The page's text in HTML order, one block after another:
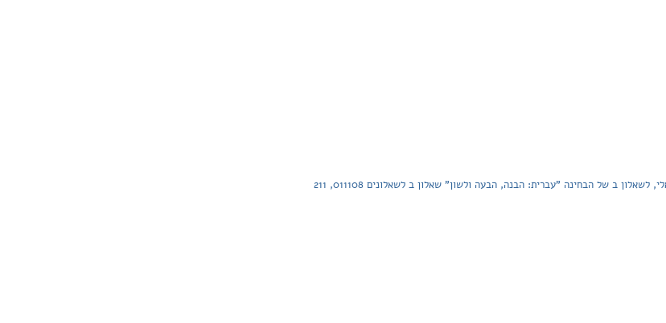
ב של הבחינה "עברית: הבנה, הבעה ולשון" שאלון ב לשאלונים 011108, 211